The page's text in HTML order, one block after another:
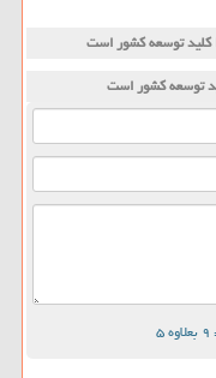
كلید توسعه كشور است
توسعه كشور است
۵